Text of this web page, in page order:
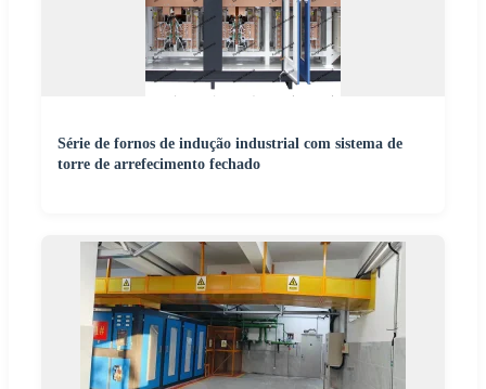
Série de fornos de indução industrial com sistema de
torre de arrefecimento fechado